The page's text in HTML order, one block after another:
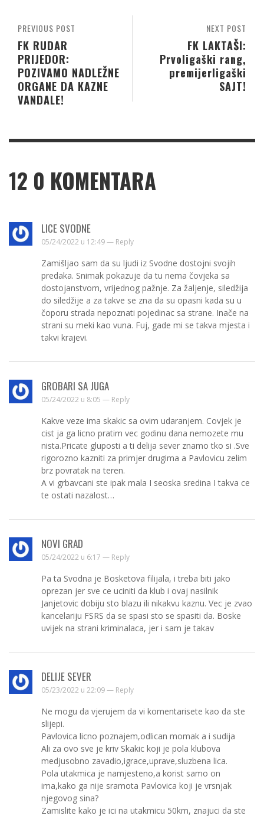
NEXT POST
FK LAKTAŠI:
Prvoligaški rang,
premijerligaški
SAJT!
PREVIOUS POST
FK RUDAR
PRIJEDOR:
POZIVAMO NADLEŽNE
ORGANE DA KAZNE
VANDALE!
12 0 KOMENTARA
LICE SVODNE
05/24/2022 u 12:49 — Reply
Zamišljao sam da su ljudi iz Svodne dostojni svojih
predaka. Snimak pokazuje da tu nema čovjeka sa
dostojanstvom, vrijednog pažnje. Za žaljenje, siledžija
do siledžije a za takve se zna da su opasni kada su u
čoporu strada nepoznati pojedinac sa strane. Inače na
strani su meki kao vuna. Fuj, gade mi se takva mjesta i
takvi krajevi.
GROBARI SA JUGA
05/24/2022 u 8:05 — Reply
Kakve veze ima skakic sa ovim udaranjem. Covjek je
cist ja ga licno pratim vec godinu dana nemozete mu
nista.Pricate gluposti a ti delija sever znamo tko si .Sve
rigorozno kazniti za primjer drugima a Pavlovicu zelim
brz povratak na teren.
A vi grbavcani ste ipak mala I seoska sredina I takva ce
te ostati nazalost…
NOVI GRAD
05/24/2022 u 6:17 — Reply
Pa ta Svodna je Bosketova filijala, i treba biti jako
oprezan jer sve ce uciniti da klub i ovaj nasilnik
Janjetovic dobiju sto blazu ili nikakvu kaznu. Vec je zvao
kancelariju FSRS da se spasi sto se spasiti da. Boske
uvijek na strani kriminalaca, jer i sam je takav
DELIJE SEVER
05/23/2022 u 22:09 — Reply
Ne mogu da vjerujem da vi komentarisete kao da ste
slijepi.
Pavlovica licno poznajem,odlican momak a i sudija
Ali za ovo sve je kriv Skakic koji je pola klubova
medjusobno zavadio,igrace,uprave,sluzbena lica.
Pola utakmica je namjesteno,a korist samo on
ima,kako ga nije sramota Pavlovica koji je vrsnjak
njegovog sina?
Zamislite kako je ici na utakmicu 50km, znajuci da ste